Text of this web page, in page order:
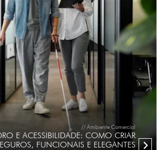
// Ambiente Comercial
E ACESSIBILIDADE: COMO CRIAR
FUNCIONAIS E ELEGANTES